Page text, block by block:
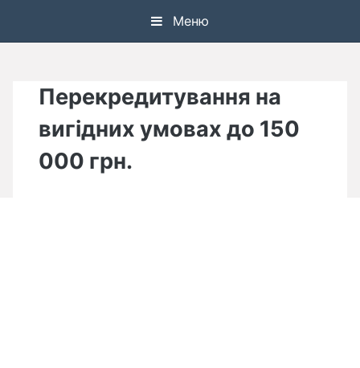
Меню
Перекредитування на
вигідних умовах до 150
000 грн.